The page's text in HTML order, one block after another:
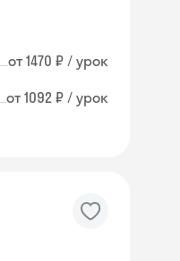
от 1470 ₽ / урок
от 1092 ₽ / урок